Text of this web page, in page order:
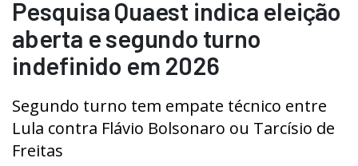
Pesquisa Quaest indica eleição
aberta e segundo turno
indefinido em 2026
Segundo turno tem empate técnico entre
Lula contra Flávio Bolsonaro ou Tarcísio de
Freitas